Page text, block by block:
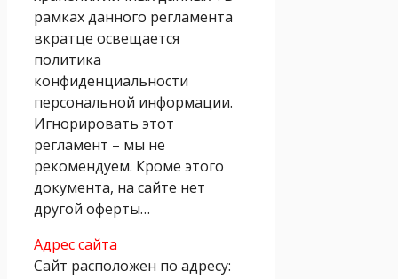
рамках данного регламента
вкратце освещается
политика
конфиденциальности
персональной информации.
Игнорировать этот
регламент – мы не
рекомендуем. Кроме этого
документа, на сайте нет
другой оферты…
Адрес сайта
Сайт расположен по адресу: